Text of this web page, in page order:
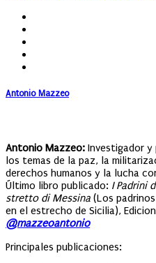
Antonio Mazzeo
Antonio Mazzeo: Investigador
los temas de la paz, la
derechos humanos y la lucha
Último libro publicado: I Padrini
stretto di Messina (Los
en el estrecho de Sicilia), Edicion
@mazzeoantonio
Principales publicaciones: